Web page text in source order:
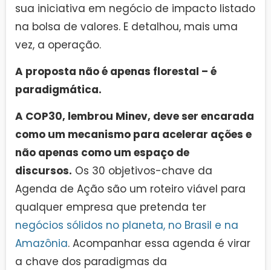
sua iniciativa em negócio de impacto listado
na bolsa de valores. E detalhou, mais uma
vez, a operação.
A proposta não é apenas florestal – é
paradigmática.
A COP30, lembrou Minev, deve ser encarada
como um mecanismo para acelerar ações e
não apenas como um espaço de
discursos. Os 30 objetivos-chave da
Agenda de Ação são um roteiro viável para
qualquer empresa que pretenda ter
negócios sólidos no planeta, no Brasil e na
Amazônia. Acompanhar essa agenda é virar
a chave dos paradigmas da